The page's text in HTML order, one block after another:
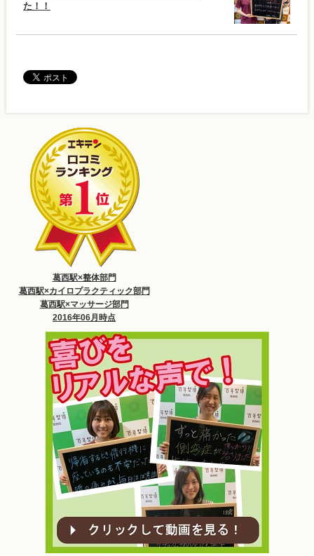
た！！
葛西駅×整体部門
葛西駅×カイロプラクティック部門
葛西駅×マッサージ部門
2016年06月時点